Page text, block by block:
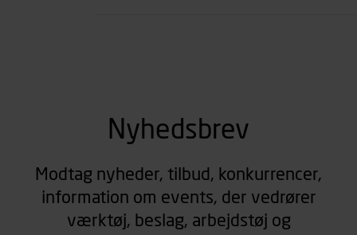
Nyhedsbrev
Modtag nyheder, tilbud, konkurrencer,
information om events, der vedrører
værktøj, beslag, arbejdstøj og